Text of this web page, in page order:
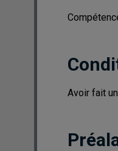
Avoir fait